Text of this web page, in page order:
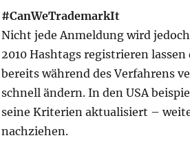
#CanWeTrademarkIt
Nicht jede Anmeldung wird
2010 Hashtags registrieren
bereits während des Verfahrens
schnell ändern. In den USA
seine Kriterien aktualisiert –
nachziehen.